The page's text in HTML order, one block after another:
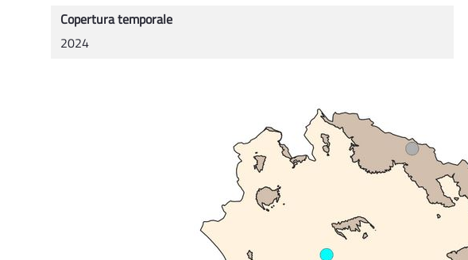
Copertura temporale
2024